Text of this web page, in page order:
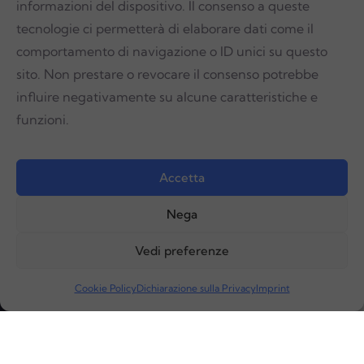
informazioni del dispositivo. Il consenso a queste
tecnologie ci permetterà di elaborare dati come il
comportamento di navigazione o ID unici su questo
sito. Non prestare o revocare il consenso potrebbe
influire negativamente su alcune caratteristiche e
funzioni.
Accetta
Nega
Vedi preferenze
Cookie PolicyDichiarazione sulla PrivacyImprint
Seguici sui social per rimanere aggiornato sulle ultime novità e
tecnologie per la fisioterapia
Sociale €1.000 I.V. | Realizzazione Sito Web